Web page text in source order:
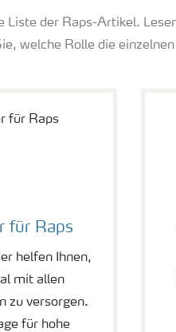
Liste der Raps-Artikel.
welche Rolle die
für Raps
helfen Ihnen,
mit allen
zu versorgen.
für hohe